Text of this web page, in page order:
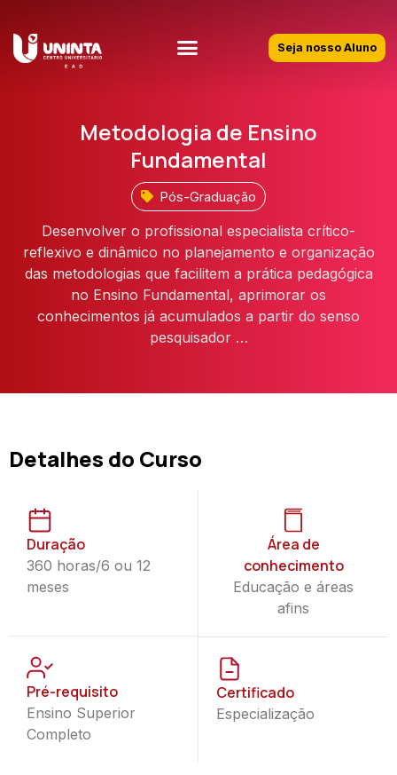
Seja nosso Aluno
Metodologia de Ensino
Fundamental
Pós-Graduação
Desenvolver o profissional especialista crítico-
reflexivo e dinâmico no planejamento e organização
das metodologias que facilitem a prática pedagógica
no Ensino Fundamental, aprimorar os
conhecimentos já acumulados a partir do senso
pesquisador …
Detalhes do Curso
Duração
360 horas/6 ou 12
meses
Área de
conhecimento
Educação e áreas
afins
Pré-requisito
Ensino Superior
Completo
Certificado
Especialização